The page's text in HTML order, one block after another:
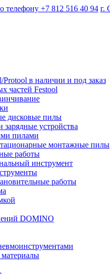
+7 812 516 40 94 г.
Protool в наличии и под заказ
частей Festool
дисковые пилы
устройства
пилами
монтажные пилы
работы
инструмент
работы
DOMINO